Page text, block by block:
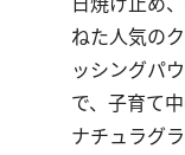
ねた人気の
ッシングパ
で、子育て
ナチュラグ